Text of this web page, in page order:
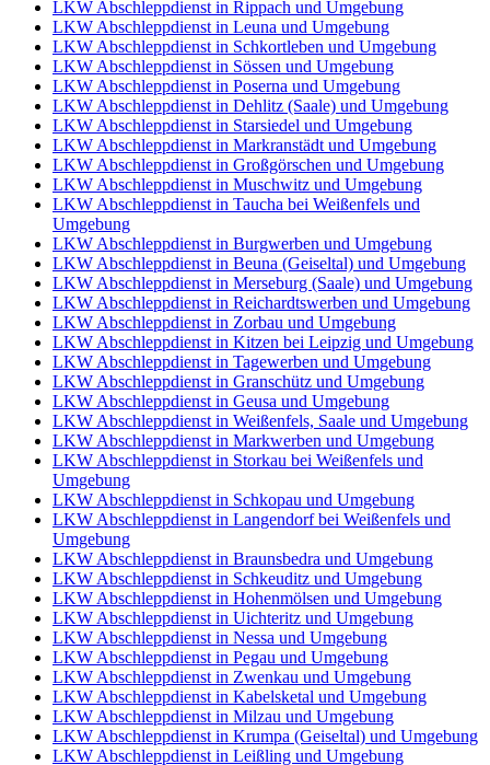
LKW Abschleppdienst in Rippach und Umgebung
LKW Abschleppdienst in Leuna und Umgebung
LKW Abschleppdienst in Schkortleben und Umgebung
LKW Abschleppdienst in Sössen und Umgebung
LKW Abschleppdienst in Poserna und Umgebung
LKW Abschleppdienst in Dehlitz (Saale) und Umgebung
LKW Abschleppdienst in Starsiedel und Umgebung
LKW Abschleppdienst in Markranstädt und Umgebung
LKW Abschleppdienst in Großgörschen und Umgebung
LKW Abschleppdienst in Muschwitz und Umgebung
LKW Abschleppdienst in Taucha bei Weißenfels und
Umgebung
LKW Abschleppdienst in Burgwerben und Umgebung
LKW Abschleppdienst in Beuna (Geiseltal) und Umgebung
LKW Abschleppdienst in Merseburg (Saale) und Umgebung
LKW Abschleppdienst in Reichardtswerben und Umgebung
LKW Abschleppdienst in Zorbau und Umgebung
LKW Abschleppdienst in Kitzen bei Leipzig und Umgebung
LKW Abschleppdienst in Tagewerben und Umgebung
LKW Abschleppdienst in Granschütz und Umgebung
LKW Abschleppdienst in Geusa und Umgebung
LKW Abschleppdienst in Weißenfels, Saale und Umgebung
LKW Abschleppdienst in Markwerben und Umgebung
LKW Abschleppdienst in Storkau bei Weißenfels und
Umgebung
LKW Abschleppdienst in Schkopau und Umgebung
LKW Abschleppdienst in Langendorf bei Weißenfels und
Umgebung
LKW Abschleppdienst in Braunsbedra und Umgebung
LKW Abschleppdienst in Schkeuditz und Umgebung
LKW Abschleppdienst in Hohenmölsen und Umgebung
LKW Abschleppdienst in Uichteritz und Umgebung
LKW Abschleppdienst in Nessa und Umgebung
LKW Abschleppdienst in Pegau und Umgebung
LKW Abschleppdienst in Zwenkau und Umgebung
LKW Abschleppdienst in Kabelsketal und Umgebung
LKW Abschleppdienst in Milzau und Umgebung
LKW Abschleppdienst in Krumpa (Geiseltal) und Umgebung
LKW Abschleppdienst in Leißling und Umgebung